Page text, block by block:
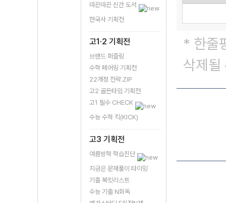
따끈따끈 신간 도서
한국사 기획전
고1·2 기획전
브랜드 퍼즐링
수학 페어링 기획전
22개정 전략.ZIP
고2 골든타임 기획전
고1 필수 CHECK
수능 수학 킥(KICK)
고3 기획전
여름방학 학습진단
지금은 문제풀이 타이밍
기출 북킷리스트
수능 기출 N회독
* 한줄
삭제될